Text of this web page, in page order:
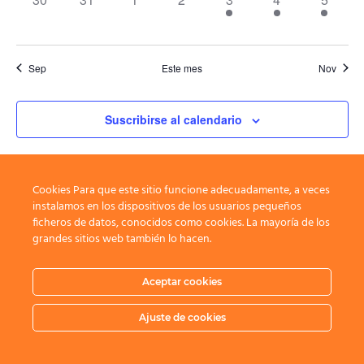
eventos,evento,
eventos,
Sep Este mes Nov
Suscribirse al calendario
Cookies Para que este sitio funcione adecuadamente, a veces
instalamos en los dispositivos de los usuarios pequeños
ficheros de datos, conocidos como cookies. La mayoría de los
grandes sitios web también lo hacen.
Aceptar cookies
Ajuste de cookies